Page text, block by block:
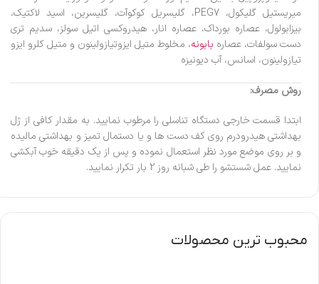
میریستیل گلیکول، PEG7، گلیسریل کوکوآت، گلیسرین، اسید لاکتیک،
بیزابولول، عصاره بورداک، عصاره انار، هیدروکسی اتیل سولز، سدیم تری
دست سولفات، عصاره بابونه، مخلوط متیل ایزوتیازولینون و متیل کلرو ایزو
تیازولینون، اسانس، آب دیونیزه
روش مصرف:
ابتدا قسمت خارجی دستگاه تناسلی را مرطوب نمایید. به مقدار کافی از ژل
بهداشتی هیدرودرم روی کف دست ها و یا دستمال تمیز و بهداشتی مالیده
و بر روی موضع مورد نظر استعمال نموده و پس از یک دقیقه خوب آبکشی
نمایید. عمل شستشو را طی شبانه روز 2 بار تکرار نمایید.
محبوب ترین محصولات